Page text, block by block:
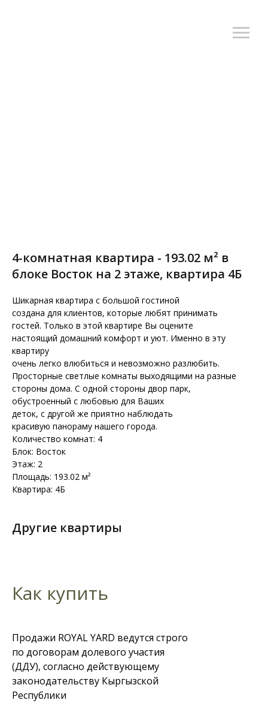
4-комнатная квартира - 193.02 м² в
блоке Восток на 2 этаже, квартира 4Б
Шикарная квартира с большой гостиной
создана для клиентов, которые любят принимать
гостей. Только в этой квартире Вы оцените
настоящий домашний комфорт и уют. Именно в эту
квартиру
очень легко влюбиться и невозможно разлюбить.
Просторные светлые комнаты выходящими на разные
стороны дома. С одной стороны двор парк,
обустроенный с любовью для Ваших
деток, с другой же приятно наблюдать
красивую панораму нашего города.
Количество комнат: 4
Блок: Восток
Этаж: 2
Площадь: 193.02 м²
Квартира: 4Б
Другие квартиры
Как купить
Продажи ROYAL YARD ведутся строго
по договорам долевого участия
(ДДУ), согласно действующему
законодательству Кыргызской
Республики